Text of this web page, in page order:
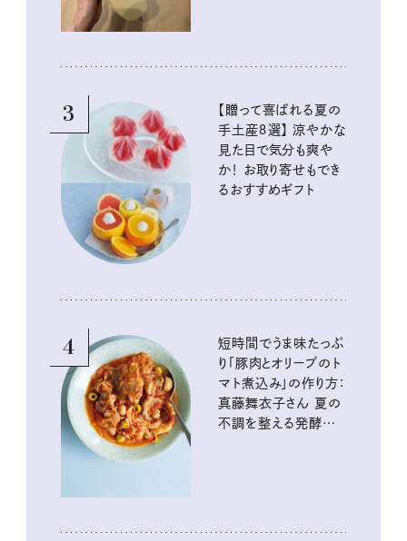
3
【贈って喜ばれる夏の
手土産８選】 涼やかな
見た目で気分も爽や
か！ お取り寄せもでき
るおすすめギフト
4
短時間でうま味たっぷ
り「豚肉とオリーブのト
マト煮込み」の作り方：
真藤舞衣子さん 夏の
不調を整える発酵レ